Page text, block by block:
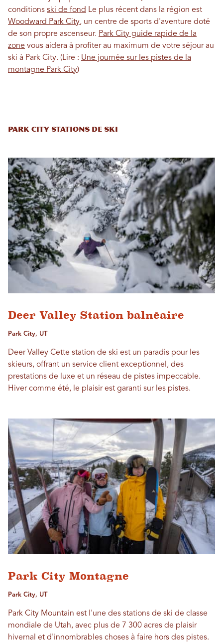
conditions ski de fond Le plus récent dans la région est
Woodward Park City, un centre de sports d'aventure doté
de son propre ascenseur. Park City guide rapide de la
zone vous aidera à profiter au maximum de votre séjour au
ski à Park City. (Lire : Une journée sur les pistes de la
montagne Park City)
Park City Stations de ski
Deer Valley Station balnéaire
Park City, UT
Deer Valley Cette station de ski est un paradis pour les
skieurs, offrant un service client exceptionnel, des
prestations de luxe et un réseau de pistes impeccable.
Hiver comme été, le plaisir est garanti sur les pistes.
Park City Montagne
Park City, UT
Park City Mountain est l'une des stations de ski de classe
mondiale de Utah, avec plus de 7 300 acres de plaisir
hivernal et d'innombrables choses à faire hors des pistes.